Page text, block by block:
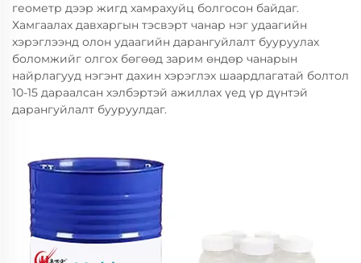
геометр дээр жигд хамрахуйц болгосон байдаг.
Хамгаалах давхаргын тэсвэрт чанар нэг удаагийн
хэрэглээнд олон удаагийн дарангуйлалт бууруулах
боломжийг олгох бөгөөд зарим өндөр чанарын
найрлагууд нэгэнт дахин хэрэглэх шаардлагатай болтол
10-15 дараалсан хэлбэртэй ажиллах үед үр дүнтэй
дарангуйлалт бууруулдаг.